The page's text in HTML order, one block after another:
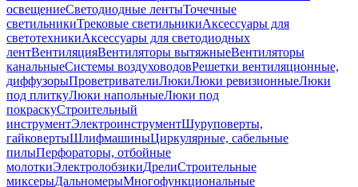
освещениеСветодиодные лентыТочечные
светильникиТрековые светильникиАксессуары для
светотехникиАксессуары для светодиодных
лентВентиляцияВентиляторы вытяжныеВентиляторы
канальныеСистемы воздуховодовРешетки вентиляционные,
диффузорыПроветривателиЛюкиЛюки ревизионныеЛюки
под плиткуЛюки напольныеЛюки под
покраскуСтроительный
инструментЭлектроинструментШуруповерты,
гайковертыШлифмашиныЦиркулярные, сабельные
пилыПерфораторы, отбойные
молоткиЭлектролобзикиДрелиСтроительные
миксерыДальномерыМногофункциональные